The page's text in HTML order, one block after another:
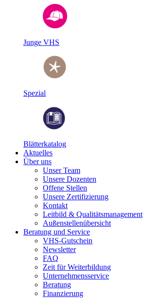
Junge VHS
Spezial
Blätterkatalog
Aktuelles
Über uns
Unser Team
Unsere Dozenten
Offene Stellen
Unsere Zertifizierung
Kontakt
Leitbild & Qualitätsmanagement
Außenstellenübersicht
Beratung und Service
VHS-Gutschein
Newsletter
FAQ
Zeit für Weiterbildung
Unternehmensservice
Beratung
Finanzierung